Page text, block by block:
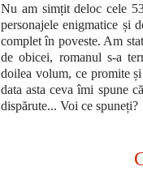
Nu am simțit deloc cele
personajele enigmatice și
complet în poveste. Am
de obicei, romanul s-a
doilea volum, ce promite
data asta ceva îmi spune
dispărute... Voi ce spuneți?